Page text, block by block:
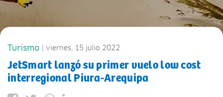
Turismo | viernes, 15 julio 2022
JetSmart lanzó su primer vuelo low cost
interregional Piura-Arequipa